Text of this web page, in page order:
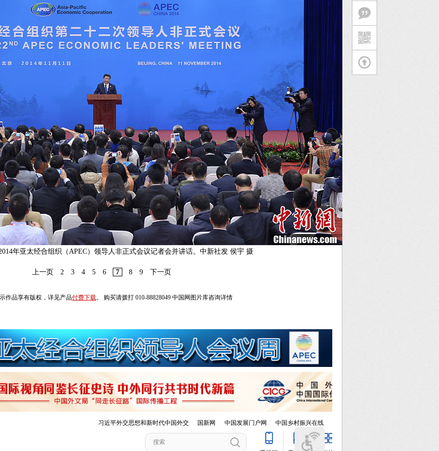
年亚太经合组织（APEC）领导人非正式会议记者会并讲话。中新社发 侯宇 摄
上一页 2 3 4 5 6 7 8 9 下一页
作品享有版权，详见产品付费下载。 购买请拨打 010-88828049 中国网图片库咨询详情